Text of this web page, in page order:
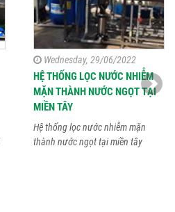
Wednesday, 29/06/2022
HỆ THỐNG LỌC NƯỚC NHIỄM
MẶN THÀNH NƯỚC NGỌT TẠI
MIỀN TÂY
Hệ thống lọc nước nhiễm mặn
thành nước ngọt tại miền tây